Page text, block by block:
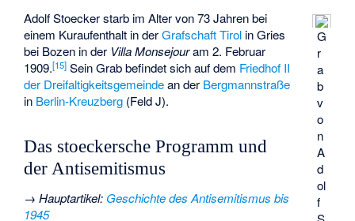
G
r
a
b
v
o
n
A
d
ol
f
Adolf Stoecker starb im Alter von 73 Jahren bei
einem Kuraufenthalt in derGrafschaft Tirol in Gries
bei Bozen in der Villa Monsejouram 2. Februar
1909.[15] Sein Grab befindet sich auf dem Friedhof II
der Dreifaltigkeitsgemeindean der Bergmannstraße
in Berlin-Kreuzberg (Feld J).
Das stoeckersche Programm und
der Antisemitismus
→Hauptartikel: Geschichte des Antisemitismus bis
1945